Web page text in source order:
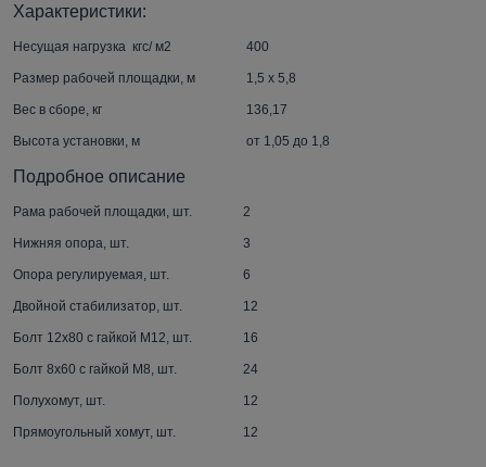
Характеристики:
Несущая нагрузка кгс/ м2 400
Размер рабочей площадки, м 1,5 х 5,8
Вес в сборе, кг 136,17
Высота установки, м от 1,05 до 1,8
Подробное описание
Рама рабочей площадки, шт. 2
Нижняя опора, шт. 3
Опора регулируемая, шт. 6
Двойной стабилизатор, шт. 12
Болт 12х80 с гайкой М12, шт. 16
Болт 8х60 с гайкой М8, шт. 24
Полухомут, шт. 12
Прямоугольный хомут, шт. 12